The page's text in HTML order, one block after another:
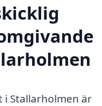
Stallarholmen är